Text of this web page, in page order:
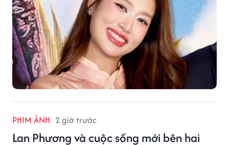
PHIM ẢNH 2 giờ trước
Lan Phương và cuộc sống mới bên hai